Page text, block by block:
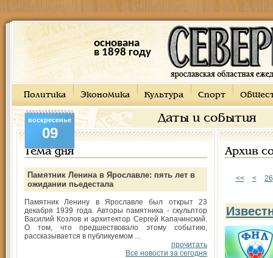
основана
в 1898 году
Политика Экономика Культура Спорт
Даты и события
воскресенье
09
Тема дня
Памятник Ленина в Ярославле: пять лет в
ожидании пьедестала
Памятник Ленину в Ярославле был открыт 23
декабря 1939 года. Авторы памятника - скульптор
Василий Козлов и архитектор Сергей Капачинский.
О том, что предшествовало этому событию,
рассказывается в публикуемом ...
прочитать
Все новости за сегодня
Архив
<< < 26